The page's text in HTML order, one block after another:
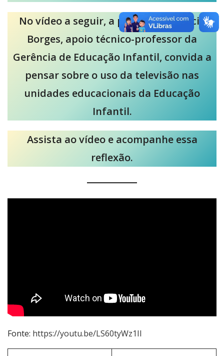
No vídeo a seguir, a professora Letícia
Borges, apoio técnico-professor da
Gerência de Educação Infantil, convida a
pensar sobre o uso da televisão nas
unidades educacionais da Educação
Infantil.
Assista ao vídeo e acompanhe essa
reflexão.
Fonte: https://youtu.be/LS60tyWz1II